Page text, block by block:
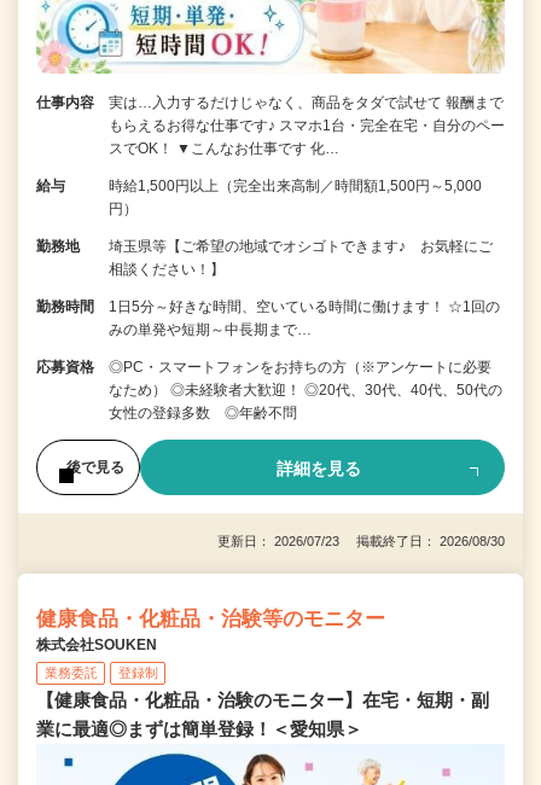
仕事内容
実は…入力するだけじゃなく、商品をタダで試せて 報酬まで
もらえるお得な仕事です♪ スマホ1台・完全在宅・自分のペー
スでOK！ ▼こんなお仕事です 化…
給与
時給1,500円以上（完全出来高制／時間額1,500円～5,000
円）
勤務地
埼玉県等【ご希望の地域でオシゴトできます♪ お気軽にご
相談ください！】
勤務時間
1日5分～好きな時間、空いている時間に働けます！ ☆1回の
みの単発や短期～中長期まで…
応募資格
◎PC・スマートフォンをお持ちの方（※アンケートに必要
なため） ◎未経験者大歓迎！ ◎20代、30代、40代、50代の
女性の登録多数 ◎年齢不問
後で見る 詳細を見る
更新日： 2026/07/23 掲載終了日： 2026/08/30
健康食品・化粧品・治験等のモニター
株式会社SOUKEN
業務委託 登録制
【健康食品・化粧品・治験のモニター】在宅・短期・副
業に最適◎まずは簡単登録！＜愛知県＞